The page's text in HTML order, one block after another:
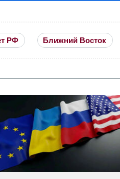
РФ Ближний Восток